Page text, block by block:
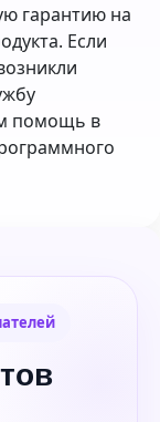
гарантию на
Если
помощь в